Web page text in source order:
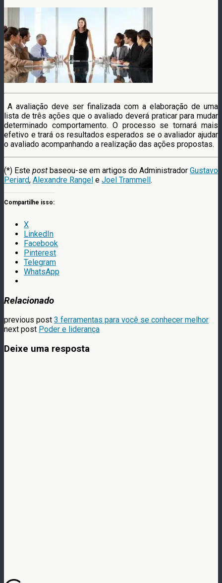
A avaliação deve ser finalizada com a elaboração de uma
lista de três ações que o avaliado deverá praticar para mudar
determinado comportamento. O processo se tornará mais
efetivo e trará os resultados esperados se o avaliador ajudar
o avaliado acompanhando a realização das ações propostas.
(*) Este post baseou-se em artigos do Administrador Gustavo
Periard, Alexandre Rangel e Joel Trammell.
Compartilhe isso:
X
LinkedIn
Facebook
Pinterest
Telegram
WhatsApp
Relacionado
previous post 3 ferramentas para você se conhecer melhor
next post Poder e liderança
Deixe uma resposta